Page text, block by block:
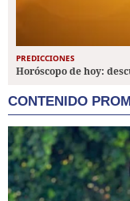
PREDICCIONES
Horóscopo de hoy:
CONTENIDO